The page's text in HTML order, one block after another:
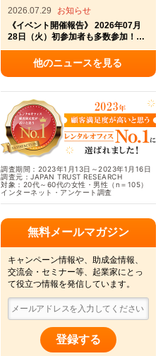
2026.07.29
お知らせ
《イベント開催報告》 2026年07月
28日（火）初参加者も多数参加！横
浜アントレサロン第336回交流会開
他のニュースを見る
調査期間：2023年1月13日～2023年1月16日
調査元：JAPAN TRUST RESEARCH
対象：20代～60代の女性・男性（n＝105）
インターネット・アンケート調査
無料メールマガジン
キャンペーン情報や、助成金情報、
交流会・セミナー等、起業家にとっ
て役立つ情報を発信しています。
登録する